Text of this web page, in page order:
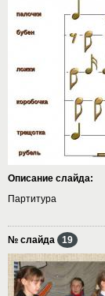
Описание слайда:
Партитура
№ слайда 19